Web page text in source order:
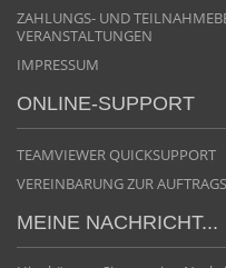
ZAHLUNGS- UND
VERANSTALTUNGEN
IMPRESSUM
ONLINE-SUPPORT
TEAMVIEWER QUICKSUPPORT
VEREINBARUNG ZUR
MEINE NACHRICHT...